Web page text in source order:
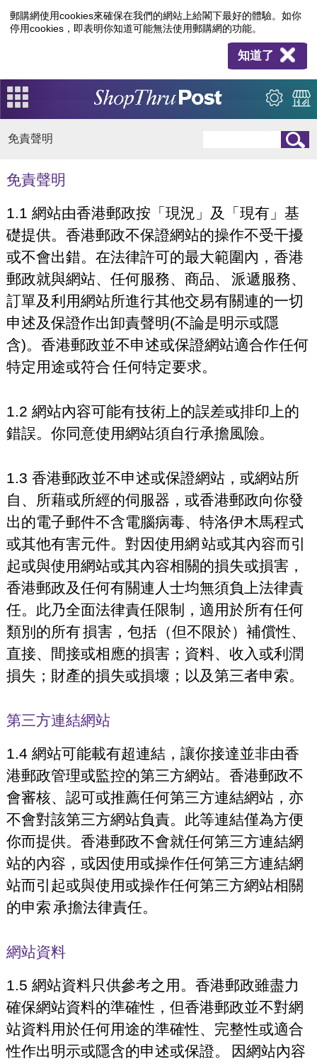
郵購網使用cookies來確保在我們的網站上給閣下最好的體驗。如你
停用cookies，即表明你知道可能無法使用郵購網的功能。
知道了
免責聲明
免責聲明
1.1 網站由香港郵政按「現況」及「現有」基
礎提供。香港郵政不保證網站的操作不受干擾
或不會出錯。在法律許可的最大範圍內，香港
郵政就與網站、任何服務、商品、
派遞服務、
訂單及利用網站所進行其他交易有關連的一切
申述及保證作出卸責聲明(不論是明示或隱
含)。香港郵政並不申述或保證網站適合作任何
特定用途或符合任何特定要求。
1.2 網站內容可能有技術上的誤差或排印上的
錯誤。你同意使用網站須自行承擔風險。
1.3 香港郵政並不申述或保證網站，或網站所
自、所藉或所經的伺服器，或香港郵政向你發
出的電子郵件不含電腦病毒、特洛伊木馬程式
或其他有害元件。對因使用網 站或其內容而引
起或與使用網站或其內容相關的損失或損害，
香港郵政及任何有關連人士均無須負上法律責
任。此乃全面法律責任限制，適用於所有任何
類別的所有損害，包括（但不限於）補償性、
直接、間接或相應的損害；資料、收入或利潤
損失；財產的損失或損壞；以及第三者申索。
第三方連結網站
1.4 網站可能載有超連結，讓你接達並非由香
港郵政管理或監控的第三方網站。香港郵政不
會審核、認可或推薦任何第三方連結網站，亦
不會對該第三方網站負責。此等連結僅為方便
你而提供。香港郵政不會就任何第三方連結網
站的內容，或因使用或操作任何第三方連結網
站而引起或與使用或操作任何第三方網站相關
的申索 承擔法律責任。
網站資料
1.5 網站資料只供參考之用。香港郵政雖盡力
確保網站資料的準確性，但香港郵政並不對網
站資料用於任何用途的準確性、完整性或適合
性作出明示或隱含的申述或保證。
因網站內容